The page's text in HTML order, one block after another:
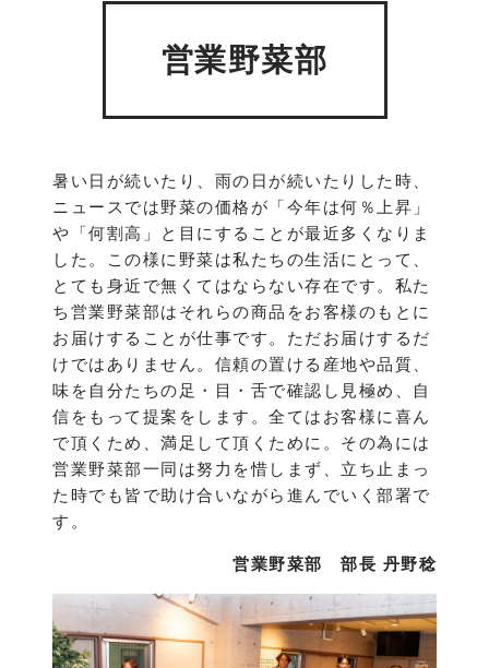
営業野菜部
暑い日が続いたり、雨の日が続いたりした時、
ニュースでは野菜の価格が「今年は何％上昇」
や「何割高」と目にすることが最近多くなりま
した。この様に野菜は私たちの生活にとって、
とても身近で無くてはならない存在です。私た
ち営業野菜部はそれらの商品をお客様のもとに
お届けすることが仕事です。ただお届けするだ
けではありません。信頼の置ける産地や品質、
味を自分たちの足・目・舌で確認し見極め、自
信をもって提案をします。全てはお客様に喜ん
で頂くため、満足して頂くために。その為には
営業野菜部一同は努力を惜しまず、立ち止まっ
た時でも皆で助け合いながら進んでいく部署で
す。
営業野菜部 部長 丹野稔